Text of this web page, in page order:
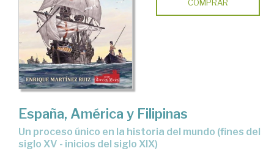
COMPRAR
España, América y Filipinas
Un proceso único en la historia del mundo (fines del
siglo XV - inicios del siglo XIX)